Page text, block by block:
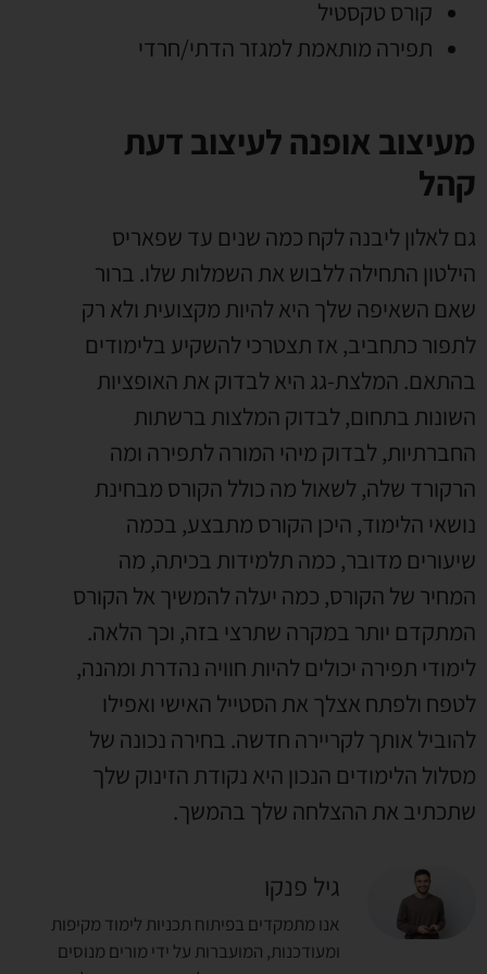
קורס טקסטיל
תפירה מותאמת למגזר הדתי/חרדי
מעיצוב אופנה לעיצוב דעת
קהל
גם לאלון ליבנה לקח כמה שנים עד שפאריס
הילטון התחילה ללבוש את השמלות שלו. ברור
שאם השאיפה שלך היא להיות מקצועית ולא רק
לתפור כתחביב, אז תצטרכי להשקיע בלימודים
בהתאם. המלצת-גג היא לבדוק את האופציות
השונות בתחום, לבדוק המלצות ברשתות
החברתיות, לבדוק מיהי המורה לתפירה ומה
הרקורד שלה, לשאול מה כולל הקורס מבחינת
נושאי הלימוד, היכן הקורס מתבצע, בכמה
שיעורים מדובר, כמה תלמידות בכיתה, מה
המחיר של הקורס, כמה יעלה להמשיך אל הקורס
המתקדם יותר במקרה שתרצי בזה, וכך הלאה.
לימודי תפירה יכולים להיות חוויה נהדרת ומהנה,
לטפח ולפתח אצלך את הסטייל האישי ואפילו
להוביל אותך לקריירה חדשה. בחירה נכונה של
מסלול הלימודים הנכון היא נקודת הזינוק שלך
שתכתיב את ההצלחה שלך בהמשך.
גיל פנקו
אנו מתמקדים בפיתוח תכניות לימוד מקיפות
ומעודכנות, המועברות על ידי מורים מנוסים